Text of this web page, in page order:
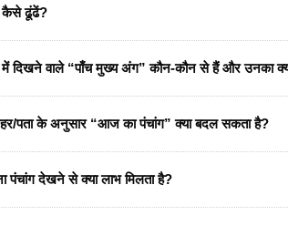
कैसे ढूंढें?
में दिखने वाले “पाँच मुख्य अंग” कौन-कौन से हैं और उनका
पता के अनुसार “आज का पंचांग” क्या बदल सकता है?
पंचांग देखने से क्या लाभ मिलता है?